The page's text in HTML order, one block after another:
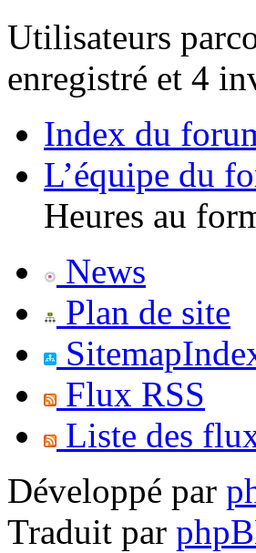
Utilisateurs
enregistré et 4
Index du
L’équipe du
Heures au
News
Plan de site
Flux RSS
Liste des
Développé par
Traduit par